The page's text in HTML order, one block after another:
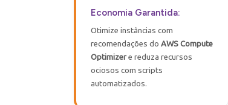
Economia Garantida:
Otimize instâncias com
recomendações do AWS Compute
Optimizere reduza recursos
ociosos com scripts
automatizados.